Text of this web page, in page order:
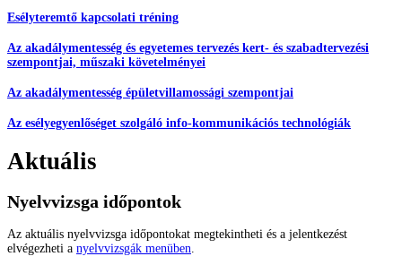
Esélyteremtő kapcsolati tréning
Az akadálymentesség és egyetemes tervezés kert- és szabadtervezési
szempontjai, műszaki követelményei
Az akadálymentesség épületvillamossági szempontjai
Az esélyegyenlőséget szolgáló info-kommunikációs technológiák
Aktuális
Nyelvvizsga időpontok
Az aktuális nyelvvizsga időpontokat megtekintheti és a jelentkezést
elvégezheti a nyelvvizsgák menüben